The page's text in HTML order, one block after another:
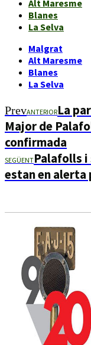
Alt Maresme
Blanes
La Selva
Malgrat
Alt Maresme
Blanes
La Selva
PrevANTERIORLa
Major de
confirmada
SEGÜENTPalafolls i
estan en alerta